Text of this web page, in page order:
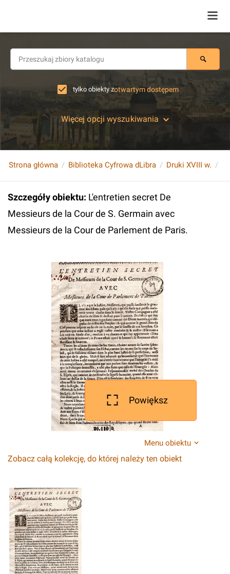
tylko obiekty zotwartym dostępem
Więcej opcji wyszukiwania
Strona główna Biblioteka Cyfrowa dLibra Druki XVIII w.
Szczegóły obiektu: L'entretien secret De
Messieurs de la Cour de S. Germain avec
Messieurs de la Cour de Parlement de Paris.
Powiększ
Menu obiektu
Zobacz całą kolekcję, do której należy ten obiekt